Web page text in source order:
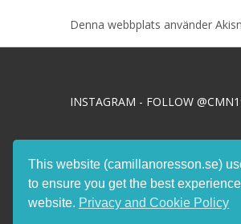
Denna webbplats använder
INSTAGRAM - FOLLOW
Integritets- & Cookiepolicy >>
This website (camillanoresson.se)
to ensure you get the best
website. Privacy and Cookie Policy